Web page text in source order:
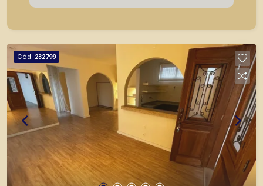
principais lançamentos da cidade de Ribeirão
Cód. 232799